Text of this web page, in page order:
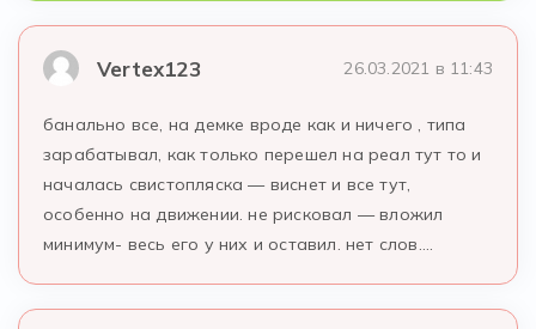
Vertex123 26.03.2021 в 11:43
банально все, на демке вроде как и ничего , типа
зарабатывал, как только перешел на реал тут то и
началась свистопляска — виснет и все тут,
особенно на движении. не рисковал — вложил
минимум- весь его у них и оставил. нет слов….